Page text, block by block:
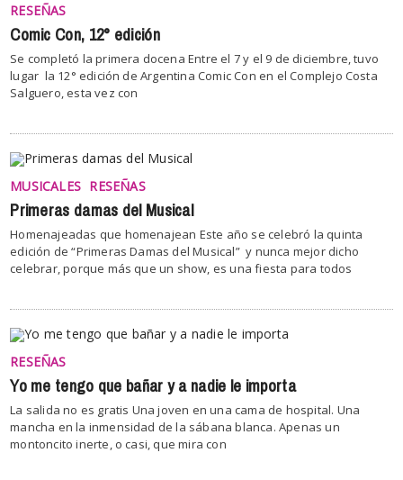
RESEÑAS
Comic Con, 12° edición
Se completó la primera docena Entre el 7 y el 9 de diciembre, tuvo
lugar la 12° edición de Argentina Comic Con en el Complejo Costa
Salguero, esta vez con
MUSICALES RESEÑAS
Primeras damas del Musical
Homenajeadas que homenajean Este año se celebró la quinta
edición de “Primeras Damas del Musical” y nunca mejor dicho
celebrar, porque más que un show, es una fiesta para todos
RESEÑAS
Yo me tengo que bañar y a nadie le importa
La salida no es gratis Una joven en una cama de hospital. Una
mancha en la inmensidad de la sábana blanca. Apenas un
montoncito inerte, o casi, que mira con